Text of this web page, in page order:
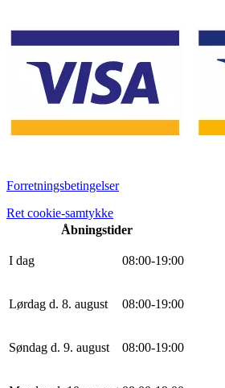
Forretningsbetingelser
Ret cookie-samtykke
Åbningstider
I dag 08:00-19:00
Lørdag d. 8. august 08:00-19:00
Søndag d. 9. august 08:00-19:00